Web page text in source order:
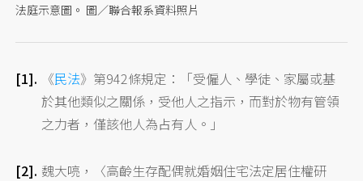
法庭示意圖。 圖／聯合報系資料照片
《民法》第942條規定：「受僱人、學徒、家屬或基
於其他類似之關係，受他人之指示，而對於物有管領
之力者，僅該他人為占有人。」
魏大喨，〈高齡生存配偶就婚姻住宅法定居住權研